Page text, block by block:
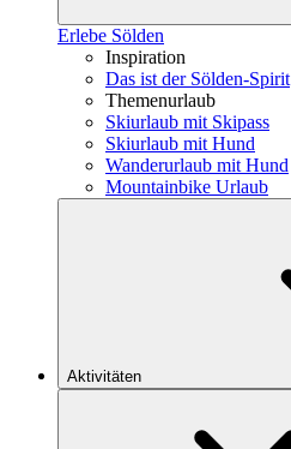
Erlebe Sölden
Inspiration
Das ist der Sölden-Spirit
Themenurlaub
Skiurlaub mit Skipass
Skiurlaub mit Hund
Wanderurlaub mit Hund
Mountainbike Urlaub
Aktivitäten